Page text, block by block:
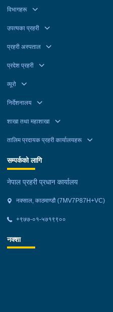
विभागहरू
उपत्यका प्रहरी
प्रहरी अस्पताल
प्रदेश प्रहरी
व्यूरो
निर्देशनालय
शाखा तथा महाशाखा
तालिम प्रदायक प्रहरी कार्यालयहरू
सम्पर्कको लागि
नेपाल प्रहरी प्रधान कार्यालय
नक्साल, काठमाण्डौ (7MV7P87H+VC)
+९७७-०१-५७१९९००
नक्शा